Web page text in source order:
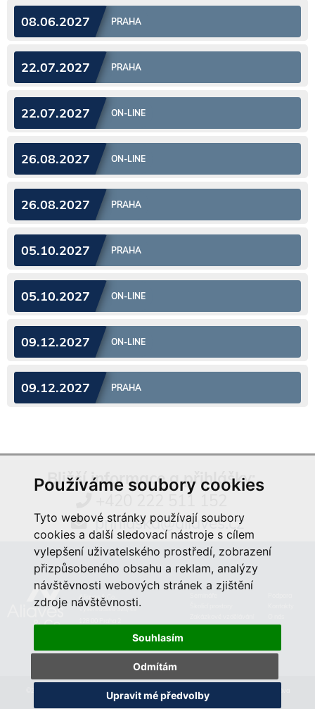
Používáme soubory cookies
Tyto webové stránky používají soubory
cookies a další sledovací nástroje s cílem
vylepšení uživatelského prostředí, zobrazení
přizpůsobeného obsahu a reklam, analýzy
návštěvnosti webových stránek a zjištění
zdroje návštěvnosti.
Souhlasím
Odmítám
Upravit mé předvolby
08.06.2027 PRAHA
22.07.2027 PRAHA
22.07.2027 ON-LINE
26.08.2027 ON-LINE
26.08.2027 PRAHA
05.10.2027 PRAHA
05.10.2027 ON-LINE
09.12.2027 ON-LINE
09.12.2027 PRAHA
Bližší informace a přihlášky:
+420 222 511 152
prihlaska@aliaves.cz
Aliaves & Co.,
Vyšehradská 320/49
©2019 Aliaves & Co., a.s. Specialista na kurzy, školení a zakázkové vzdělávání. Všechna práva